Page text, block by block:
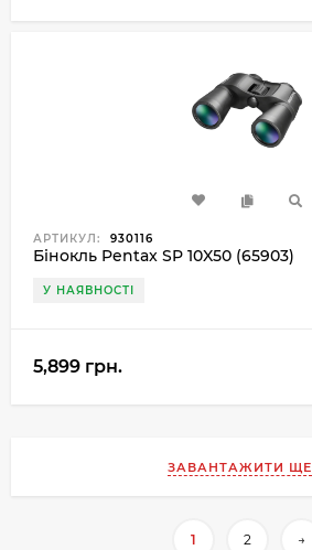
АРТИКУЛ: 930116
Бінокль Pentax SP 10X50 (65903)
У НАЯВНОСТІ
5,899 грн.
ЗАВАНТАЖИТИ ЩЕ
1 2 →